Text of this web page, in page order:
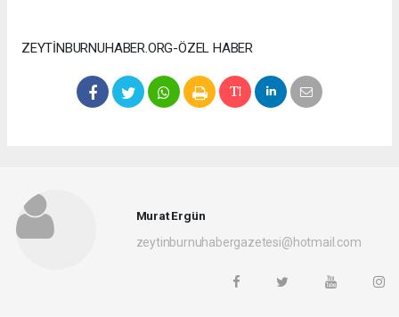
ZEYTİNBURNUHABER.ORG-ÖZEL HABER
Murat Ergün
zeytinburnuhabergazetesi@hotmail.com